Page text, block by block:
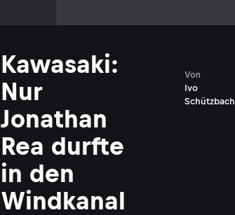
Kawasaki:
Nur
Jonathan
Rea durfte
in den
Windkanal
Ivo
Schützbach
Von